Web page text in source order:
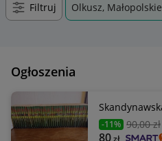
Filtruj Olkusz,
Ogłoszenia
-11% 90,00 zł
80zł